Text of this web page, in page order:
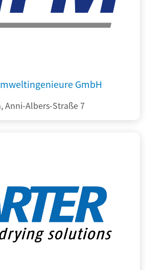
GmbH
Anni-Albers-Straße 7